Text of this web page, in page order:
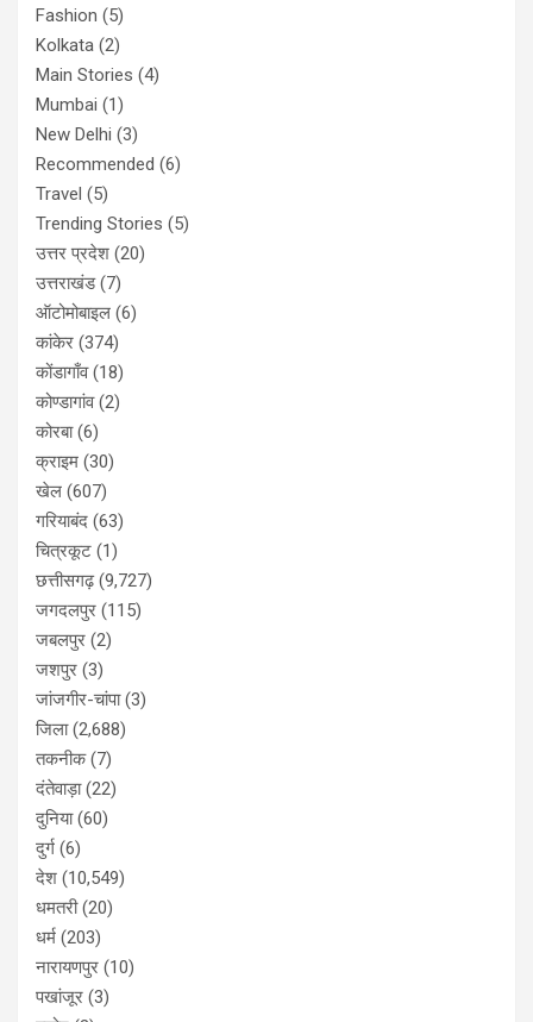
Fashion (5)
Kolkata (2)
Main Stories (4)
Mumbai (1)
New Delhi (3)
Recommended (6)
Travel (5)
Trending Stories (5)
उत्तर प्रदेश (20)
उत्तराखंड(7)
ऑटोमोबाइल (6)
कांकेर (374)
कोंडागाँव(18)
कोण्डागांव(2)
कोरबा(6)
क्राइम (30)
खेल (607)
गरियाबंद (63)
चित्रकूट (1)
छत्तीसगढ़(9,727)
जगदलपुर (115)
जबलपुर (2)
जशपुर (3)
जांजगीर-चांपा(3)
जिला(2,688)
तकनीक(7)
दंतेवाड़ा(22)
दुनिया(60)
दुर्ग (6)
देश (10,549)
धमतरी(20)
धर्म (203)
नारायणपुर (10)
पखांजूर (3)